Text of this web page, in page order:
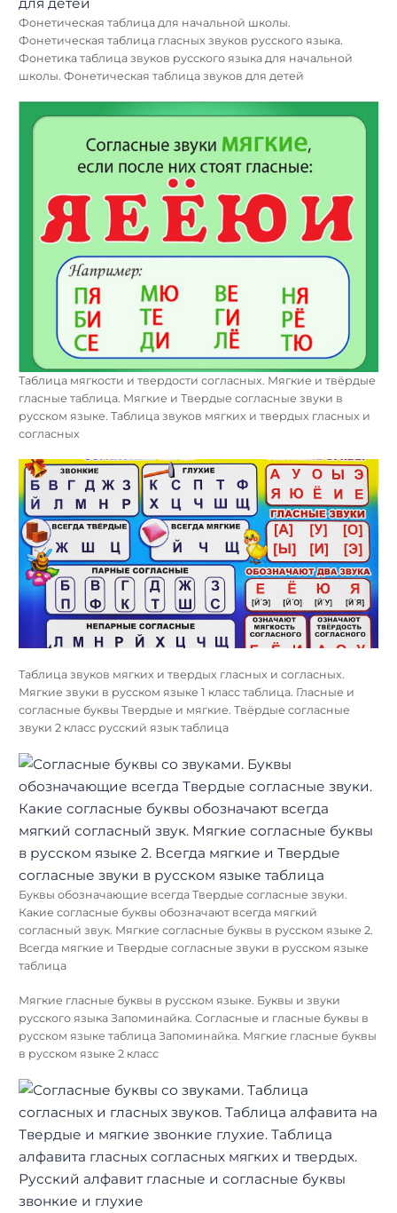
Фонетическая таблица для начальной школы.
Фонетическая таблица гласных звуков русского языка.
Фонетика таблица звуков русского языка для начальной
школы. Фонетическая таблица звуков для детей
Таблица мягкости и твердости согласных. Мягкие и твёрдые
гласные таблица. Мягкие и Твердые согласные звуки в
русском языке. Таблица звуков мягких и твердых гласных и
согласных
Таблица звуков мягких и твердых гласных и согласных.
Мягкие звуки в русском языке 1 класс таблица. Гласные и
согласные буквы Твердые и мягкие. Твёрдые согласные
звуки 2 класс русский язык таблица
Буквы обозначающие всегда Твердые согласные звуки.
Какие согласные буквы обозначают всегда мягкий
согласный звук. Мягкие согласные буквы в русском языке 2.
Всегда мягкие и Твердые согласные звуки в русском языке
таблица
Мягкие гласные буквы в русском языке. Буквы и звуки
русского языка Запоминайка. Согласные и гласные буквы в
русском языке таблица Запоминайка. Мягкие гласные буквы
в русском языке 2 класс